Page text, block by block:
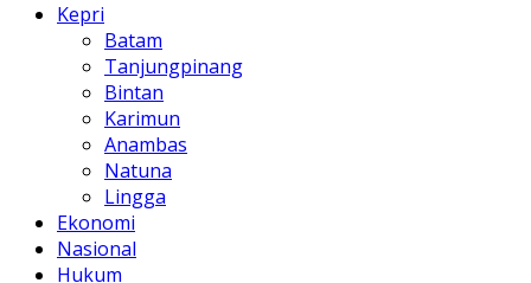
Kepri
Batam
Tanjungpinang
Bintan
Karimun
Anambas
Natuna
Lingga
Ekonomi
Nasional
Hukum